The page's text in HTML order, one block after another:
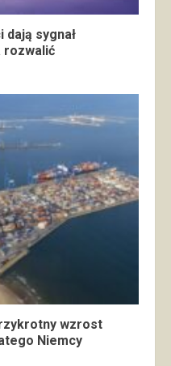
sygnał
rozwalić
wzrost
Niemcy